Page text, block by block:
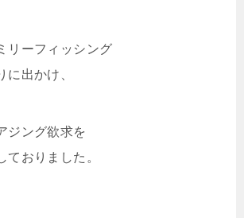
リーフィッシング
に出かけ、
ジング欲求を
ておりました。